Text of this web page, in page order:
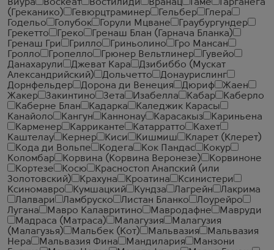
Виура
Воскеат Востилиди Вранац Гаме
Гарганега
(Греканико)
Гевюрцтраминер Гельбер
Глера
Годельо
Голубок Горули Мцване
Граубургундер
Грекетто
Греко
Гренаш Блан (Гарнача Бланка)
Гренаш Гри
Грилло Гриньолино
Гро Мансан
Гролло
Гропелло Грюнер Вельтлинер
Гувейо
Данахарули
Джеват Кара
Дзибиббо (Мускат
Александрийский)
Дольчетто
Донаурислинг
Дорнфельдер
Дорона ди Венеция Дюриф
Жаен
Жакер
Закинтино Зета Изабелла Кабар
Каберло
Каберне Блан
Кадарка
Каледжик Карасы
Канайоло
Кангун Каннонау Карасакыз
Кариньена
Карменер
Карриканте Катарратто
Кахет
Каштелау
Кернер Киси Кишмиш
Кларет (Клерет)
Кода ди Вольпе
Кодега Кок Пандас
Кокур
Коломбар
Корвина (Корвина Веронезе)
Корвиноне
Кортезе
Косю
Красностоп Анапский (или
Золотовский)
Крахуна Кроатина
Ксинистери
Ксиномавро
Кумшацкий Кундза Лагрейн
Лакрима
Лалвари
Ламбруско Листан Бланко
Лоурейро
Лугана
Мавро Калавритино Мавродафне
Мавруди
Мадраса (Матраса)
Малагузия
Малагузия
(Малагузья)
Мальбек (Кот) Мальвазия
Мальвазия
Нера
Мальвазия Фина Мандилария
Манзони